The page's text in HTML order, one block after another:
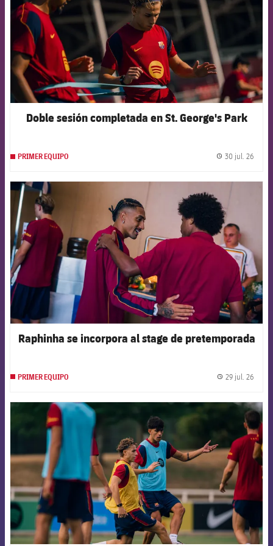
Doble sesión completada en St. George's Park
PRIMER EQUIPO 30 jul. 26
Raphinha se incorpora al stage de pretemporada
PRIMER EQUIPO 29 jul. 26
FCB Barcelona badge